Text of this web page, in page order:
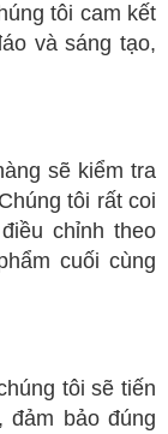
tôi cam kết
và sáng tạo,
sẽ kiểm tra
tôi rất coi
chỉnh theo
cuối cùng
tôi sẽ tiến
đảm bảo đúng